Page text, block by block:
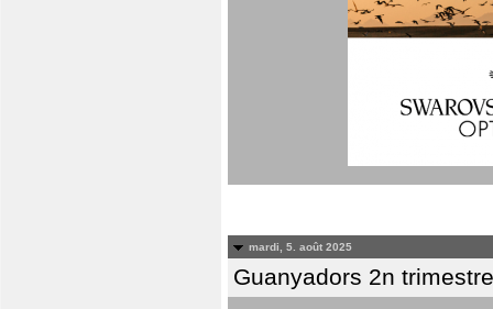
mardi, 5. août 2025
Guanyadors 2n